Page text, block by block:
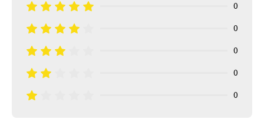
0
0
0
0
0